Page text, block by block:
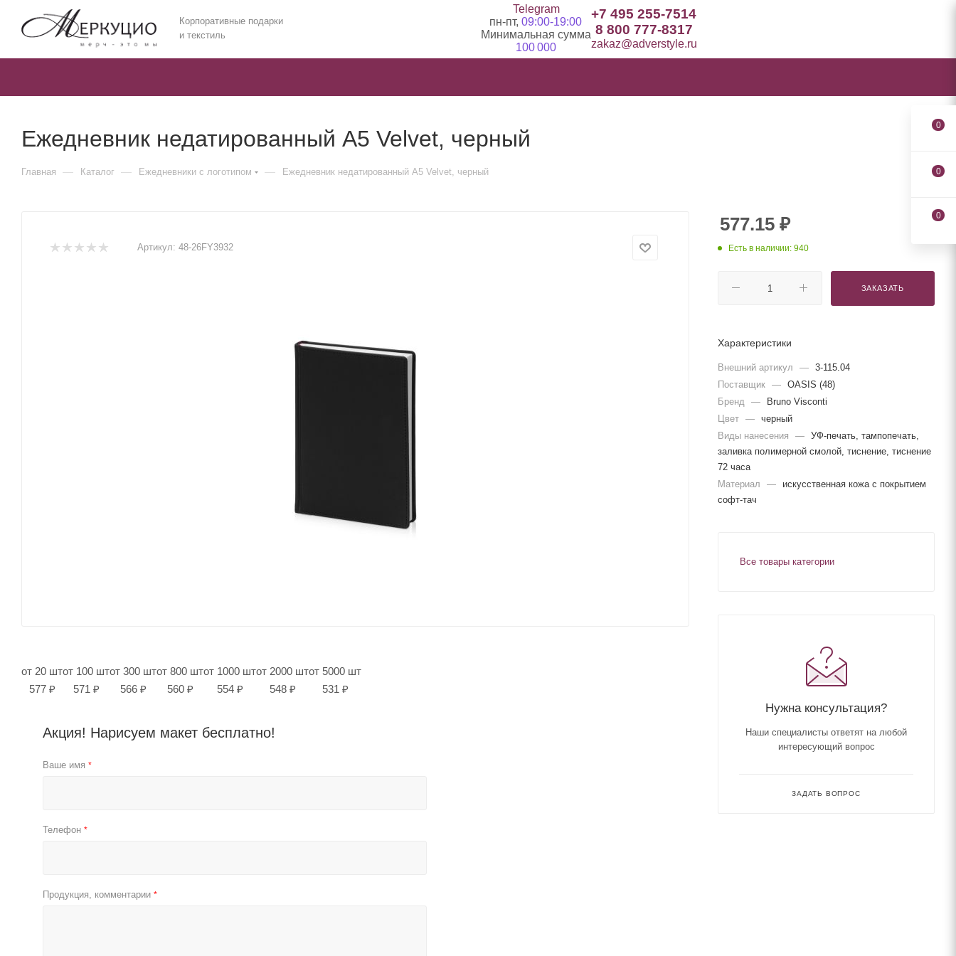
Корпоративные подарки
и текстиль
Telegram
пн-пт, 09:00-19:00
Минимальная сумма
100 000
+7 495 255-7514
8 800 777-8317
zakaz@adverstyle.ru
Ежедневник недатированный А5 Velvet, черный
Главная — Каталог — Ежедневники c логотипом — Ежедневник недатированный А5 Velvet, черный
Артикул: 48-26FY3932
от 20 шт
577 ₽
от 100 шт
571 ₽
от 300 шт
566 ₽
от 800 шт
560 ₽
от 1000 шт
554 ₽
от 2000 шт
548 ₽
от 5000 шт
531 ₽
Акция! Нарисуем макет бесплатно!
Ваше имя *
Телефон *
Продукция, комментарии *
577.15 ₽
Есть в наличии: 940
ЗАКАЗАТЬ
Характеристики
Внешний артикул — 3-115.04
Поставщик — OASIS (48)
Бренд
—
Bruno Visconti
Цвет — черный
Виды нанесения
— УФ-печать, тампопечать,
заливка полимерной смолой, тиснение, тиснение
72 часа
Материал
—
искусственная кожа с покрытием
софт-тач
Все товары категории
Нужна консультация?
Наши специалисты ответят на любой
интересующий вопрос
ЗАДАТЬ ВОПРОС
0
0
0